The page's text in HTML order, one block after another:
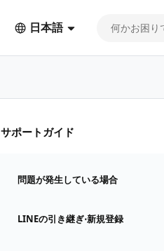
日本語
サポートガイド
問題が発生している場合
LINEの引き継ぎ⋅新規登録